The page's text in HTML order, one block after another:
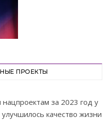
ПРОЕКТЫ
за 2023 год у
качество жизни